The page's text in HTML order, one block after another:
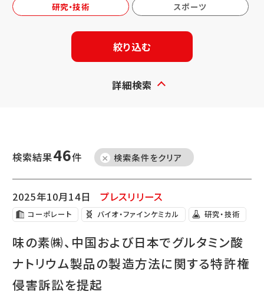
研究・技術
スポーツ
絞り込む
詳細検索
検索結果46件 検索条件をクリア
2025年10月14日 プレスリリース
コーポレート バイオ・ファインケミカル 研究・技術
味の素㈱、中国および日本でグルタミン酸
ナトリウム製品の製造方法に関する特許権
侵害訴訟を提起